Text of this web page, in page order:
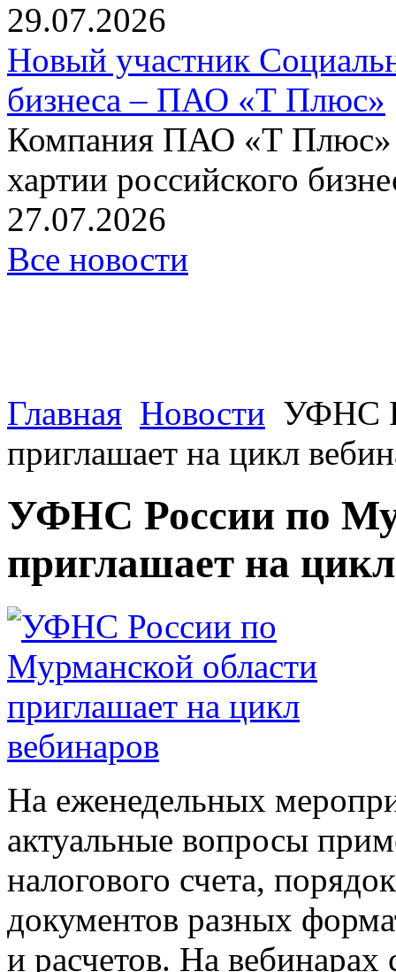
29.07.2026
Новый участник
бизнеса – ПАО «Т Плюс»
Компания ПАО «Т Плюс»
хартии российского
27.07.2026
Все новости
Главная Новости УФНС
приглашает на цикл
УФНС России по
приглашает на
На еженедельных
актуальные вопросы
налогового счета,
документов разных
и расчетов. На вебинарах